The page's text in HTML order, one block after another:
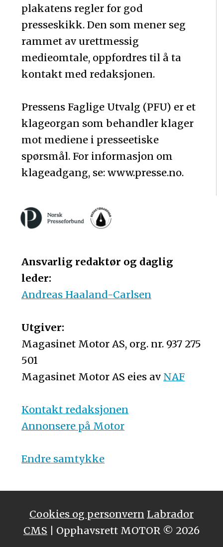
plakatens regler for god
presseskikk. Den som mener seg
rammet av urettmessig
medieomtale, oppfordres til å ta
kontakt med redaksjonen.
Pressens Faglige Utvalg (PFU) er et
klageorgan som behandler klager
mot mediene i presseetiske
spørsmål. For informasjon om
klageadgang, se: www.presse.no.
Ansvarlig redaktør og daglig
leder:
Andreas Haaland-Carlsen
Utgiver:
Magasinet Motor AS, org. nr. 937 275
501
Magasinet Motor AS eies av NAF
Kontakt redaksjonen
Annonsere på Motor
Endre samtykke
Cookies og personvern Labrador
CMS | Opphavsrett MOTOR © 2026